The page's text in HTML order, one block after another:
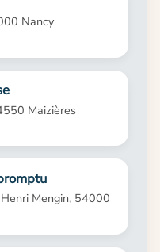
Nancy
Maizières
Mengin, 54000